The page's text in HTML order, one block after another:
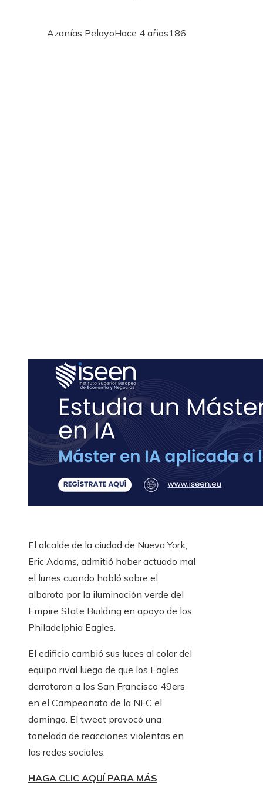
Azanías PelayoHace 4 años186
El alcalde de la ciudad de Nueva York,
Eric Adams, admitió haber actuado mal
el lunes cuando habló sobre el
alboroto por la iluminación verde del
Empire State Building en apoyo de los
Philadelphia Eagles.
El edificio cambió sus luces al color del
equipo rival luego de que los Eagles
derrotaran a los San Francisco 49ers
en el Campeonato de la NFC el
domingo. El tweet provocó una
tonelada de reacciones violentas en
las redes sociales.
HAGA CLIC AQUÍ PARA MÁS